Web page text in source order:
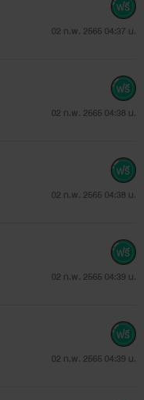
02 ก.พ. 2565 04:37 น.
02 ก.พ. 2565 04:38 น.
02 ก.พ. 2565 04:38 น.
02 ก.พ. 2565 04:39 น.
02 ก.พ. 2565 04:39 น.